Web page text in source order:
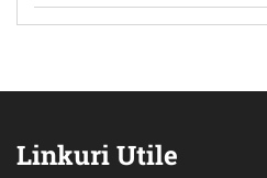
Linkuri Utile